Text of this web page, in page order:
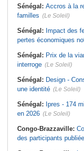
Sénégal: Accros à la
familles (Le Soleil)
Sénégal: Impact des
pertes économiques
Sénégal: Prix de la
interroge (Le Soleil)
Sénégal: Design -
une identité (Le Soleil)
Sénégal: Ipres - 174
en 2026 (Le Soleil)
Congo-Brazzaville:
des participants publiée